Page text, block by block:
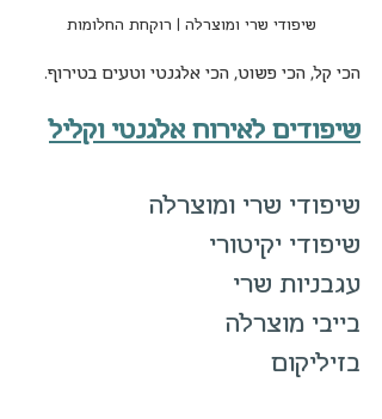
שיפודי שרי ומוצרלה | רוקחת החלומות
הכי קל, הכי פשוט, הכי אלגנטי וטעים בטירוף.
שיפודים לאירוח אלגנטי וקליל
שיפודי שרי ומוצרלה
שיפודי יקיטורי
עגבניות שרי
בייבי מוצרלה
בזיליקום